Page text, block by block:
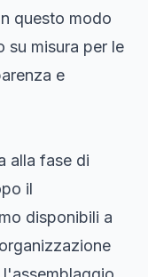
questo modo
su misura per le
e
alla fase di
il
disponibili a